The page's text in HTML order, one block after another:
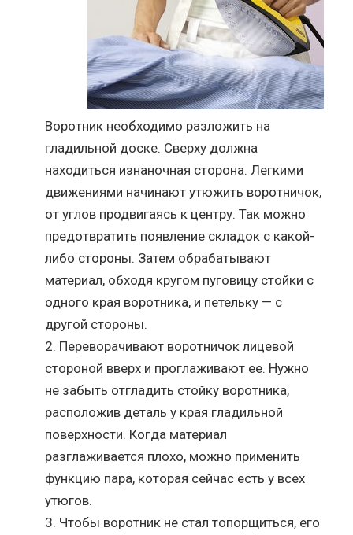
Воротник необходимо разложить на
гладильной доске. Сверху должна
находиться изнаночная сторона. Легкими
движениями начинают утюжить воротничок,
от углов продвигаясь к центру. Так можно
предотвратить появление складок с какой-
либо стороны. Затем обрабатывают
материал, обходя кругом пуговицу стойки с
одного края воротника, и петельку — с
другой стороны.
Переворачивают воротничок лицевой
стороной вверх и проглаживают ее. Нужно
не забыть отгладить стойку воротника,
расположив деталь у края гладильной
поверхности. Когда материал
разглаживается плохо, можно применить
функцию пара, которая сейчас есть у всех
утюгов.
Чтобы воротник не стал топорщиться, его